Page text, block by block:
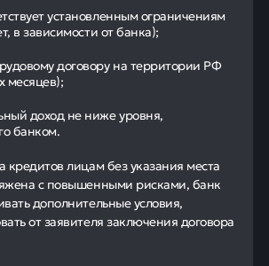
установленным ограничениям
в зависимости от банка);
договору на территории РФ
месяцев);
доход не ниже уровня,
банком.
кредитов лицам без указания места
с повышенными рисками, банк
дополнительные условия,
от заявителя заключения договора